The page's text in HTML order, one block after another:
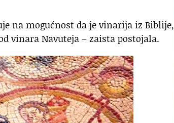
na mogućnost da je vinarija iz Biblije,
vinara Navuteja – zaista postojala.